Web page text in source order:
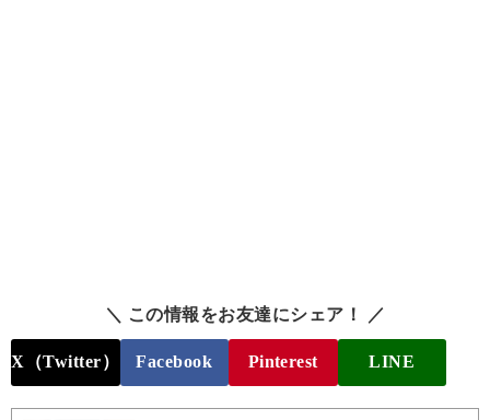
＼ この情報をお友達にシェア！ ／
X（Twitter） Facebook Pinterest LINE